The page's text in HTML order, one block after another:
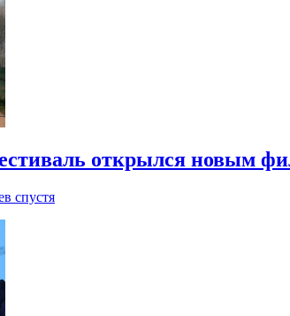
открылся новым
спустя